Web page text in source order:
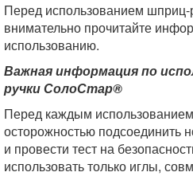
Перед использованием
внимательно прочитайте
использованию.
Важная информация по
ручки СолоСтар®
Перед каждым
осторожностью подсоединить
и провести тест на
использовать только иглы,